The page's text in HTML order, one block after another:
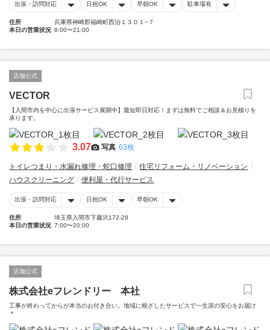
出張・訪問対応 日祝OK 早朝OK 駐車場有
住所
兵庫県神崎郡福崎町西治１３０１−７
本日の営業状況 8:00〜21:00
店舗公式
VECTOR
【入間市内を中心に出張サービス展開中】最短即日対応！まずは無料でご相談＆お見積りを
承ります。
3.07 写真 63枚
トイレつまり・水漏れ修理・蛇口修理
住宅リフォーム・リノベーション
ハウスクリーニング
便利屋・代行サービス
出張・訪問対応 日祝OK 早朝OK
住所
埼玉県入間市下藤沢172-28
本日の営業状況 7:00〜20:00
店舗公式
株式会社eフレンドリー 本社
工事が終わってからが本当のお付き合い。地域に根ざしたサービスで一生涯の安心をお届け
＊